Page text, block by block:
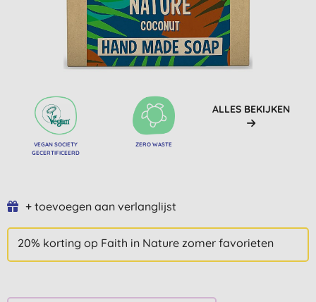
VEGAN SOCIETY
GECERTIFICEERD
ZERO WASTE
ALLES BEKIJKEN
+ toevoegen aan verlanglijst
20% korting op Faith in Nature zomer favorieten